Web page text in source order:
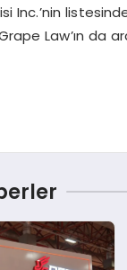
Inc.’nin
Law’ın da